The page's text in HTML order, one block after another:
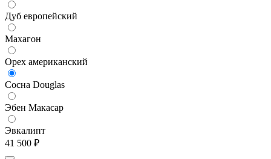
Дуб европейский
Махагон
Орех американский
Сосна Douglas
Эбен Макасар
Эвкалипт
41 500 ₽